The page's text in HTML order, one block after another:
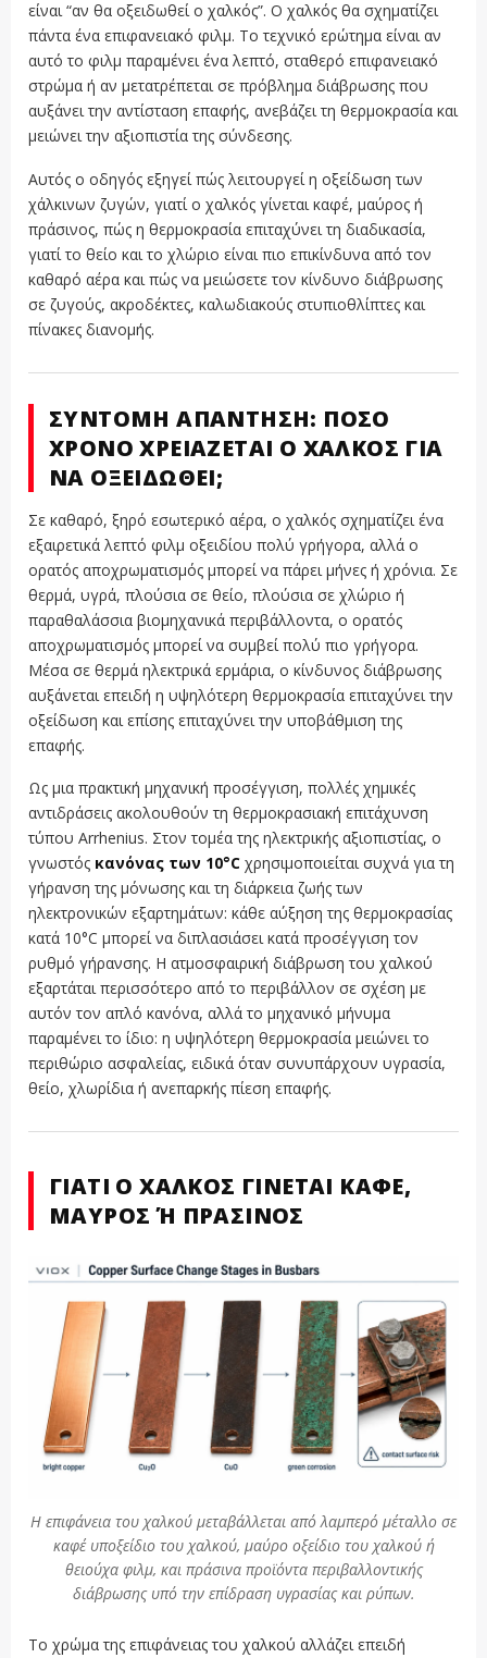
είναι “αν θα οξειδωθεί ο χαλκός”. Ο χαλκός θα σχηματίζει
πάντα ένα επιφανειακό φιλμ. Το τεχνικό ερώτημα είναι αν
αυτό το φιλμ παραμένει ένα λεπτό, σταθερό επιφανειακό
στρώμα ή αν μετατρέπεται σε πρόβλημα διάβρωσης που
αυξάνει την αντίσταση επαφής, ανεβάζει τη θερμοκρασία και
μειώνει την αξιοπιστία της σύνδεσης.
Αυτός ο οδηγός εξηγεί πώς λειτουργεί η οξείδωση των
χάλκινων ζυγών, γιατί ο χαλκός γίνεται καφέ, μαύρος ή
πράσινος, πώς η θερμοκρασία επιταχύνει τη διαδικασία,
γιατί το θείο και το χλώριο είναι πιο επικίνδυνα από τον
καθαρό αέρα και πώς να μειώσετε τον κίνδυνο διάβρωσης
σε ζυγούς, ακροδέκτες, καλωδιακούς στυπιοθλίπτες και
πίνακες διανομής.
ΣΎΝΤΟΜΗ ΑΠΆΝΤΗΣΗ: ΠΌΣΟ
ΧΡΌΝΟ ΧΡΕΙΆΖΕΤΑΙ Ο ΧΑΛΚΌΣ ΓΙΑ
ΝΑ ΟΞΕΙΔΩΘΕΊ;
Σε καθαρό, ξηρό εσωτερικό αέρα, ο χαλκός σχηματίζει ένα
εξαιρετικά λεπτό φιλμ οξειδίου πολύ γρήγορα, αλλά ο
ορατός αποχρωματισμός μπορεί να πάρει μήνες ή χρόνια. Σε
θερμά, υγρά, πλούσια σε θείο, πλούσια σε χλώριο ή
παραθαλάσσια βιομηχανικά περιβάλλοντα, ο ορατός
αποχρωματισμός μπορεί να συμβεί πολύ πιο γρήγορα.
Μέσα σε θερμά ηλεκτρικά ερμάρια, ο κίνδυνος διάβρωσης
αυξάνεται επειδή η υψηλότερη θερμοκρασία επιταχύνει την
οξείδωση και επίσης επιταχύνει την υποβάθμιση της
επαφής.
Ως μια πρακτική μηχανική προσέγγιση, πολλές χημικές
αντιδράσεις ακολουθούν τη θερμοκρασιακή επιτάχυνση
τύπου Arrhenius. Στον τομέα της ηλεκτρικής αξιοπιστίας, ο
γνωστός κανόνας των 10°C χρησιμοποιείται συχνά για τη
γήρανση της μόνωσης και τη διάρκεια ζωής των
ηλεκτρονικών εξαρτημάτων: κάθε αύξηση της θερμοκρασίας
κατά 10°C μπορεί να διπλασιάσει κατά προσέγγιση τον
ρυθμό γήρανσης. Η ατμοσφαιρική διάβρωση του χαλκού
εξαρτάται περισσότερο από το περιβάλλον σε σχέση με
αυτόν τον απλό κανόνα, αλλά το μηχανικό μήνυμα
παραμένει το ίδιο: η υψηλότερη θερμοκρασία μειώνει το
περιθώριο ασφαλείας, ειδικά όταν συνυπάρχουν υγρασία,
θείο, χλωρίδια ή ανεπαρκής πίεση επαφής.
ΓΙΑΤΊ Ο ΧΑΛΚΌΣ ΓΊΝΕΤΑΙ ΚΑΦΈ,
ΜΑΎΡΟΣ Ή ΠΡΆΣΙΝΟΣ
Η επιφάνεια του χαλκού μεταβάλλεται από λαμπερό μέταλλο σε
καφέ υποξείδιο του χαλκού, μαύρο οξείδιο του χαλκού ή
θειούχα φιλμ, και πράσινα προϊόντα περιβαλλοντικής
διάβρωσης υπό την επίδραση υγρασίας και ρύπων.
Το χρώμα της επιφάνειας του χαλκού αλλάζει επειδή